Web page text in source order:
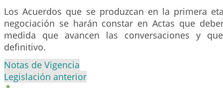
Los Acuerdos que se produzcan en la primera
negociación se harán constar en Actas que
medida que avancen las conversaciones y
definitivo.
Notas de Vigencia
Legislación anterior